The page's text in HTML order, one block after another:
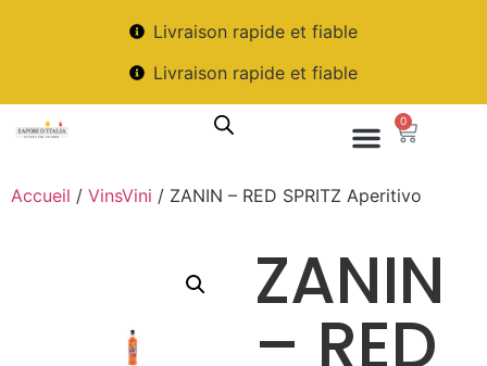
Livraison rapide et fiable
Livraison rapide et fiable
0
Accueil / VinsVini / ZANIN – RED SPRITZ Aperitivo
ZANIN
– RED